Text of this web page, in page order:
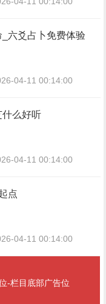
六爻占卜免费体验
04-11 00:14:00
什么好听
04-11 00:14:00
点
04-11 00:14:00
-栏目底部广告位